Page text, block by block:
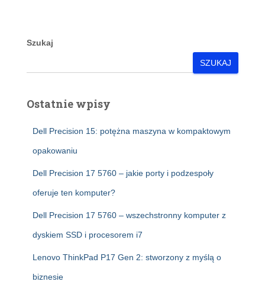
Szukaj
SZUKAJ
Ostatnie wpisy
Dell Precision 15: potężna maszyna w kompaktowym
opakowaniu
Dell Precision 17 5760 – jakie porty i podzespoły
oferuje ten komputer?
Dell Precision 17 5760 – wszechstronny komputer z
dyskiem SSD i procesorem i7
Lenovo ThinkPad P17 Gen 2: stworzony z myślą o
biznesie